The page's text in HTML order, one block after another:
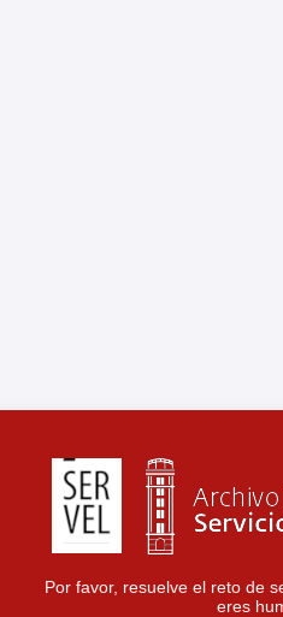
Por favor, resuelve el reto de
eres